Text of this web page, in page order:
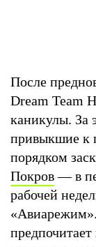
После
Dream Team
каникулы. За
привыкшие к
порядком
Покров— в
рабочей